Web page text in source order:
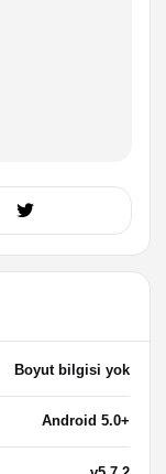
Boyut bilgisi yok
Android 5.0+